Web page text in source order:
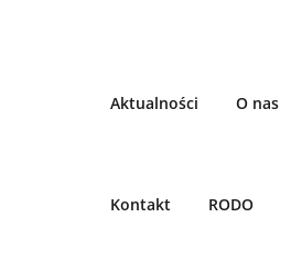
Aktualności O nas
Kontakt RODO